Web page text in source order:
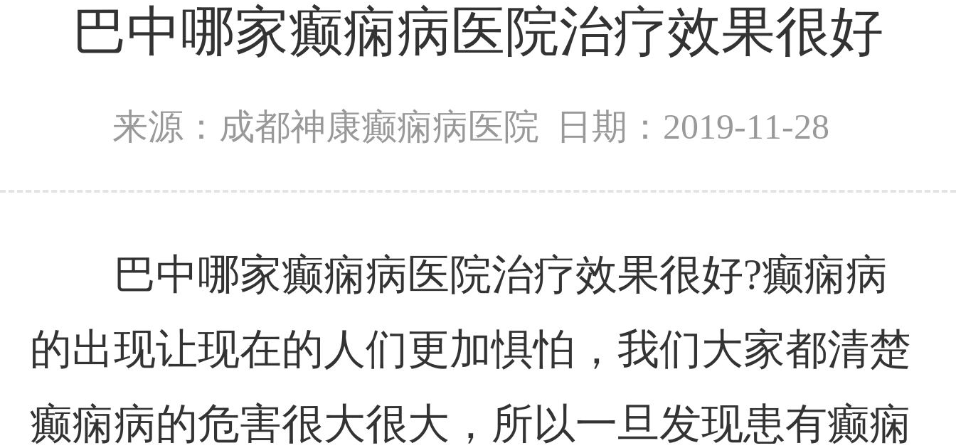
巴中哪家癫痫病医院治疗效果很好
来源：成都神康癫痫病医院 日期：2019-11-28
巴中哪家癫痫病医院治疗效果很好?癫痫病
的出现让现在的人们更加惧怕，我们大家都清楚
癫痫病的危害很大很大，所以一旦发现患有癫痫